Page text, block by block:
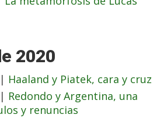
2020
Haaland y Piatek, cara y cruz
Redondo y Argentina, una
y renuncias